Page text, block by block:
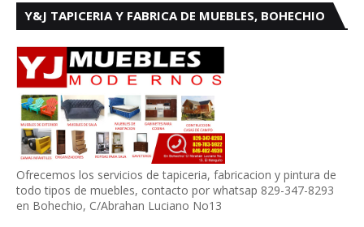
Y&J TAPICERIA Y FABRICA DE MUEBLES, BOHECHIO
Ofrecemos los servicios de tapiceria, fabricacion y pintura de
todo tipos de muebles, contacto por whatsap 829-347-8293
en Bohechio, C/Abrahan Luciano No13